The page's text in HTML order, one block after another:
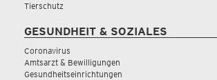
Tierschutz
GESUNDHEIT & SOZIALES
Coronavirus
Amtsarzt & Bewilligungen
Gesundheitseinrichtungen